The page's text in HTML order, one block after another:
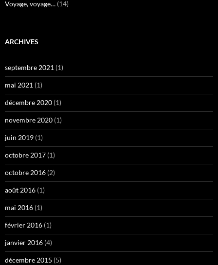
Voyage, voyage… (14)
ARCHIVES
septembre 2021 (1)
mai 2021 (1)
décembre 2020 (1)
novembre 2020 (1)
juin 2019 (1)
octobre 2017 (1)
octobre 2016 (2)
août 2016 (1)
mai 2016 (1)
février 2016 (1)
janvier 2016 (4)
décembre 2015 (5)